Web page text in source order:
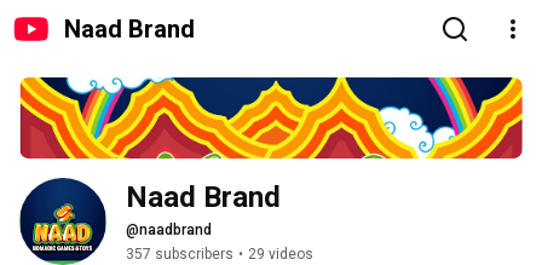
Naad Brand
Naad Brand
@naadbrand
357 subscribers • 29 videos